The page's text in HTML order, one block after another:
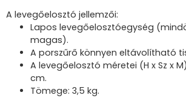
A levegőelosztó jellemzői:
Lapos levegőelosztóegység
magas).
A porszűrő könnyen eltávolítható
A levegőelosztó méretei (H x Sz x
cm.
Tömege: 3,5 kg.